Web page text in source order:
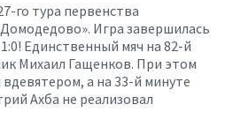
го тура первенства
Игра завершилась
Единственный мяч на 82-й
Михаил Гащенков. При этом
а на 33-й минуте
Ахба не реализовал